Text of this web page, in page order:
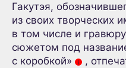
Гакутэя,
из своих творческих
в том числе и
сюжетом под
с коробкой»
i ,